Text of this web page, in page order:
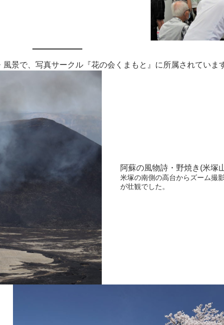
景で、写真サークル『花の会くまもと』に所属されていま
阿蘇の風物詩・野焼き(米塚
米塚の南側の高台からズーム撮
が壮観でした。